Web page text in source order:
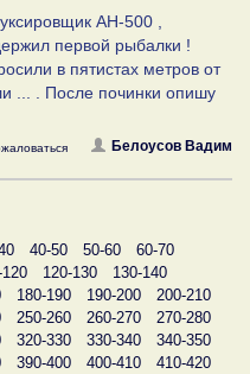
AH-500 ,
первой рыбалки !
в пятистах метров от
... . После починки опишу
Белоусов Вадим
40-50 50-60
60-70
120 120-130
130-140
180-190 190-200
200-210
250-260 260-270
270-280
320-330 330-340
340-350
390-400 400-410
410-420